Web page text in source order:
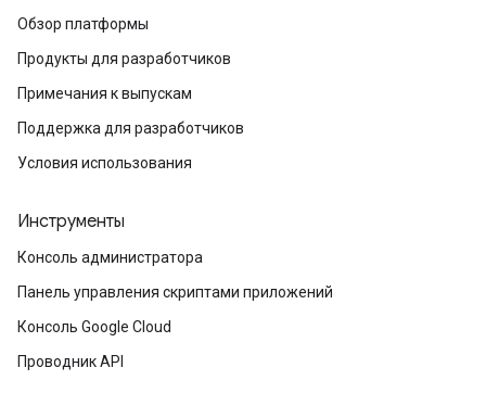
Обзор платформы
Продукты для разработчиков
Примечания к выпускам
Поддержка для разработчиков
Условия использования
Инструменты
Консоль администратора
Панель управления скриптами приложений
Консоль Google Cloud
Проводник API